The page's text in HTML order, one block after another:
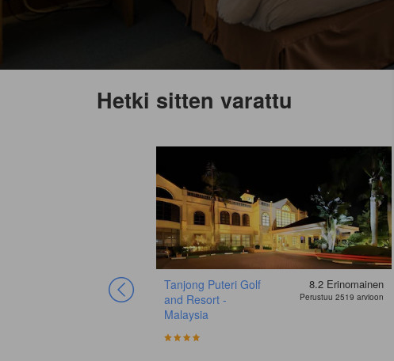
Hetki sitten varattu
Tanjong Puteri Golf
and Resort -
Malaysia
8.2 Erinomainen
Perustuu 2519 arvioon